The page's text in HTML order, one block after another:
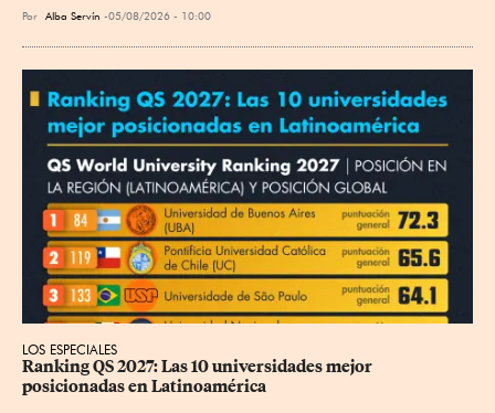
Por Alba Servín 05/08/2026 - 10:00
LOS ESPECIALES
Ranking QS 2027: Las 10 universidades mejor
posicionadas en Latinoamérica